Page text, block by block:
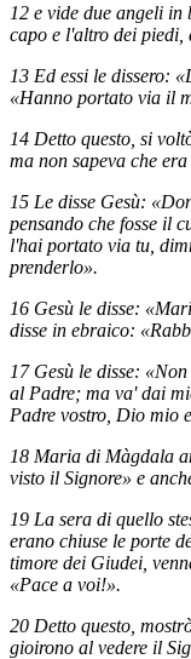
12 e vide due angeli
capo e l'altro dei piedi,
13 Ed essi le dissero:
«Hanno portato via il
14 Detto questo, si
ma non sapeva che era
15 Le disse Gesù:
pensando che fosse il
l'hai portato via tu,
prenderlo».
16 Gesù le disse:
disse in ebraico:
17 Gesù le disse:
al Padre; ma va' dai
Padre vostro, Dio mio
18 Maria di Màgdala
visto il Signore» e
19 La sera di quello
erano chiuse le porte
timore dei Giudei,
«Pace a voi!».
20 Detto questo,
gioirono al vedere il